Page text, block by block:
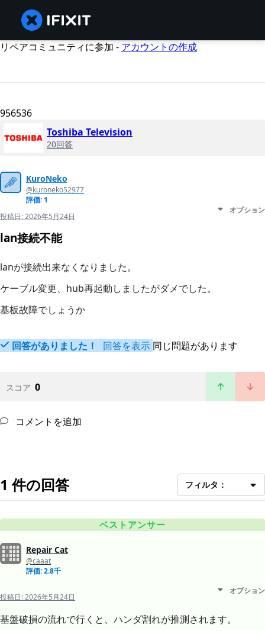
リペアコミュニティに参加 - アカウントの作成
956536
Toshiba Television
20回答
KuroNeko
@kuroneko52977
評価: 1
投稿日:2026年5月24日
オプション
lan接続不能
lanが接続出来なくなりました。
ケーブル変更、hub再起動しましたがダメでした。
基板故障でしょうか
回答がありました！ 回答を表示 同じ問題があります
スコア 0
コメントを追加
1 件の回答 フィルタ：
ベストアンサー
Repair Cat
@caaat
評価: 2.8千
投稿日:2026年5月24日
オプション
基盤破損の流れで行くと、ハンダ割れが推測されます。